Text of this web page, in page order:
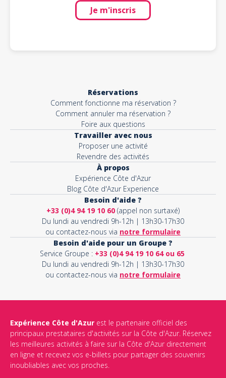
Je m'inscris
Réservations
Comment fonctionne ma réservation ?
Comment annuler ma réservation ?
Foire aux questions
Travailler avec nous
Proposer une activité
Revendre des activités
À propos
Expérience Côte d'Azur
Blog Côte d'Azur Experience
Besoin d'aide ?
+33 (0)4 94 19 10 60 (appel non surtaxé)
Du lundi au vendredi 9h-12h | 13h30-17h30
ou contactez-nous via notre formulaire
Besoin d'aide pour un Groupe ?
Service Groupe : +33 (0)4 94 19 10 64 ou 65
Du lundi au vendredi 9h-12h | 13h30-17h30
ou contactez-nous via notre formulaire
Expérience Côte d'Azur est le partenaire officiel des
principaux prestataires d'activités sur la Côte d'Azur. Réservez
les meilleures activités à faire sur la Côte d'Azur directement
en ligne et recevez vos e-billets pour partager des souvenirs
inoubliables avec vos proches.